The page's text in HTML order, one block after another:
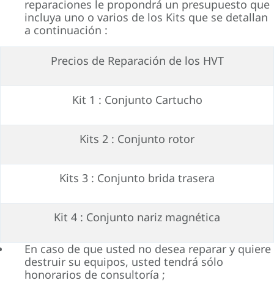
reparaciones le propondrá un presupuesto que
incluya uno o varios de los Kits que se detallan
a continuación :
Precios de Reparación de los HVT
Kit 1 : Conjunto Cartucho
Kits 2 : Conjunto rotor
Kits 3 : Conjunto brida trasera
Kit 4 : Conjunto nariz magnética
En caso de que usted no desea reparar y quiere
destruir su equipos, usted tendrá sólo
honorarios de consultoría ;